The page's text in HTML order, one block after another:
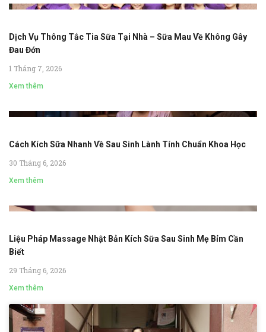
Dịch Vụ Thông Tắc Tia Sữa Tại Nhà – Sữa Mau Về Không Gây
Đau Đớn
1 Tháng 7, 2026
Xem thêm
Cách Kích Sữa Nhanh Về Sau Sinh Lành Tính Chuẩn Khoa Học
30 Tháng 6, 2026
Xem thêm
Liệu Pháp Massage Nhật Bản Kích Sữa Sau Sinh Mẹ Bỉm Cần
Biết
29 Tháng 6, 2026
Xem thêm